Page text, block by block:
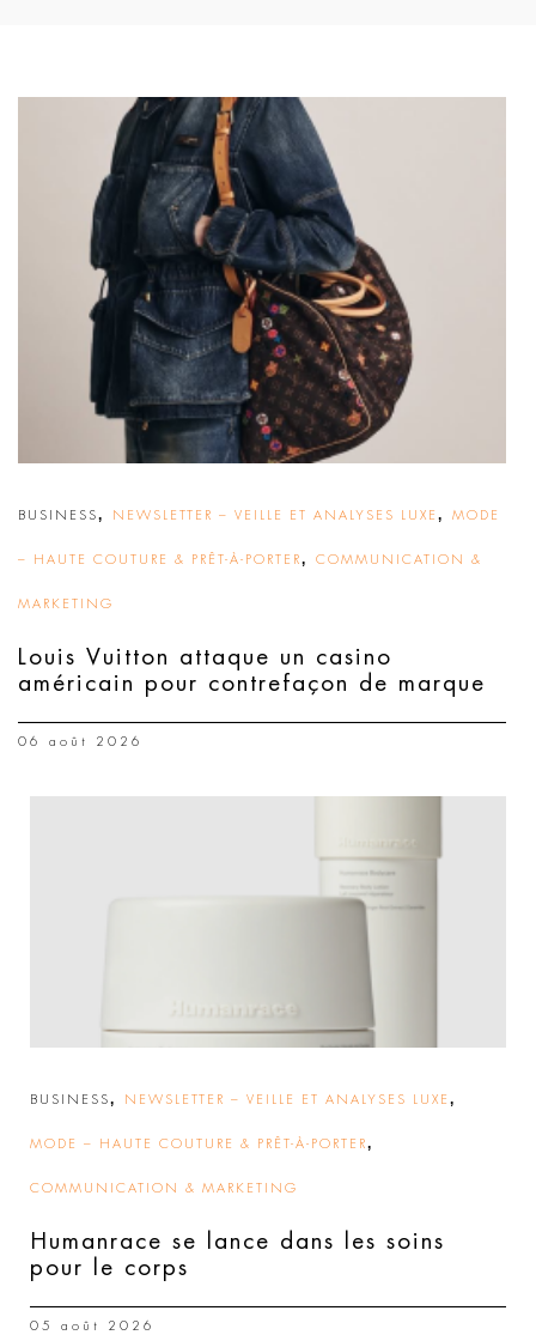
BUSINESS, NEWSLETTER – VEILLE ET ANALYSES LUXE , MODE
– HAUTE COUTURE & PRÊT-À-PORTER, COMMUNICATION &
MARKETING
Louis Vuitton attaque un casino
américain pour contrefaçon de marque
06 août 2026
BUSINESS, NEWSLETTER – VEILLE ET ANALYSES LUXE ,
MODE – HAUTE COUTURE & PRÊT-À-PORTER,
COMMUNICATION & MARKETING
Humanrace se lance dans les soins
pour le corps
05 août 2026